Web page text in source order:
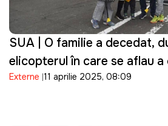
SUA | O familie a decedat,
elicopterul în care se aflau a
Hudson
Externe 11 aprilie 2025, 08:09